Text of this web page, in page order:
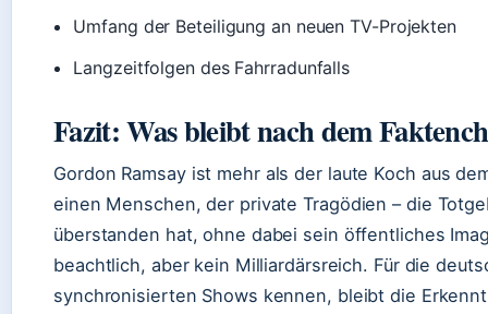
Umfang der Beteiligung an neuen TV-Projekten
Langzeitfolgen des Fahrradunfalls
Fazit: Was bleibt nach dem
Gordon Ramsay ist mehr als der laute Koch aus
einen Menschen, der private Tragödien – die
überstanden hat, ohne dabei sein öffentliches
beachtlich, aber kein Milliardärsreich. Für die
synchronisierten Shows kennen, bleibt die